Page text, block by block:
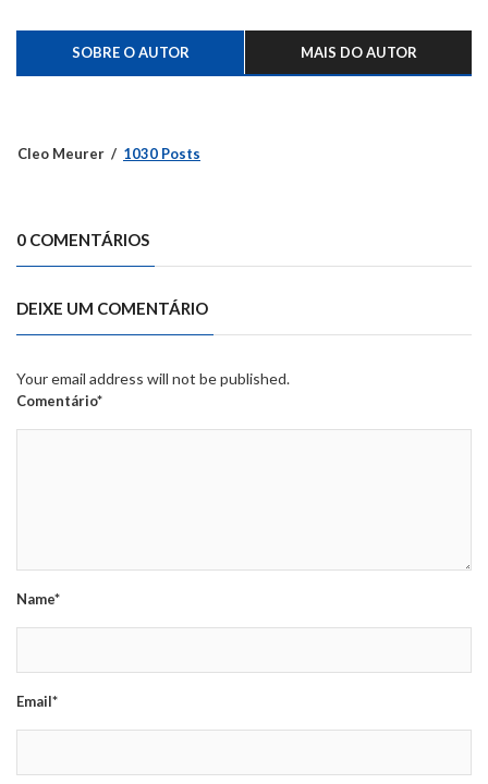
SOBRE O AUTOR MAIS DO AUTOR
Cleo Meurer 1030 Posts
0 COMENTÁRIOS
DEIXE UM COMENTÁRIO
Your email address will not be published.
Comentário*
Name*
Email*